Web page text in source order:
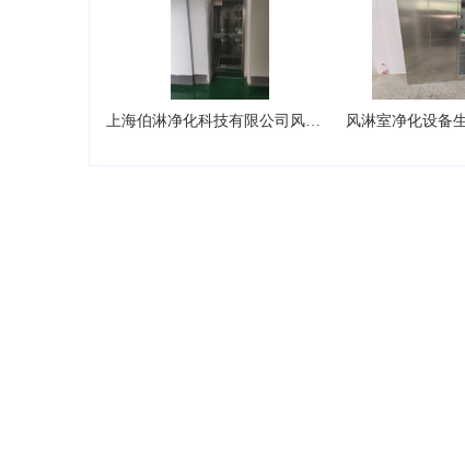
上海伯淋净化科技有限公司风淋室型号有哪些？